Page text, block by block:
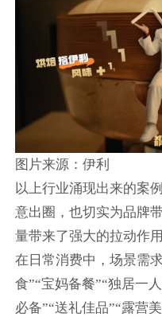
图片来源：伊利
以上行业涌现出来的案
意出圈，也切实为品牌
量带来了强大的拉动作用
在日常消费中，场景需
食”“宝妈备餐”“独居一
必备”“送礼佳品”“露